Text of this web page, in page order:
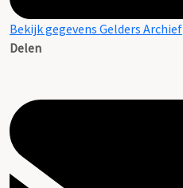
Bekijk gegevens Gelders Archief
Delen